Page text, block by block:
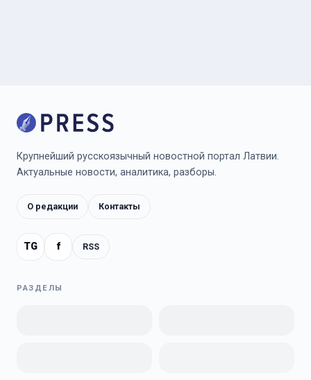
Крупнейший русскоязычный новостной портал Латвии.
Актуальные новости, аналитика, разборы.
О редакции Контакты
TG f RSS
РАЗДЕЛЫ